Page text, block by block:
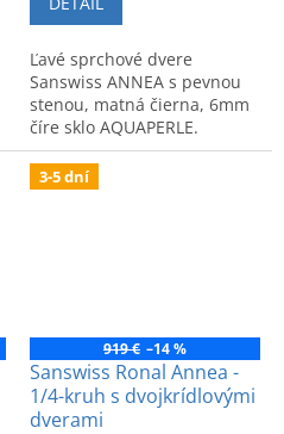
Ľavé sprchové dvere
Sanswiss ANNEA s pevnou
stenou, matná čierna, 6mm
číre sklo AQUAPERLE.
Rozmer 120x200 cm. Kód:
AN13WG12000607.
3-5 dní
919 € –14 %
Sanswiss Ronal Annea -
1/4-kruh s dvojkrídlovými
dverami